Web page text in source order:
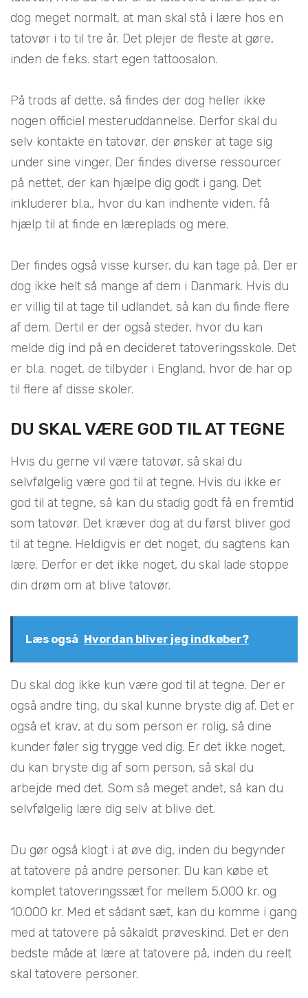
dog meget normalt, at man skal stå i lære hos en
tatovør i to til tre år. Det plejer de fleste at gøre,
inden de f.eks. start egen tattoosalon.
På trods af dette, så findes der dog heller ikke
nogen officiel mesteruddannelse. Derfor skal du
selv kontakte en tatovør, der ønsker at tage sig
under sine vinger. Der findes diverse ressourcer
på nettet, der kan hjælpe dig godt i gang. Det
inkluderer bl.a., hvor du kan indhente viden, få
hjælp til at finde en læreplads og mere.
Der findes også visse kurser, du kan tage på. Der er
dog ikke helt så mange af dem i Danmark. Hvis du
er villig til at tage til udlandet, så kan du finde flere
af dem. Dertil er der også steder, hvor du kan
melde dig ind på en decideret tatoveringsskole. Det
er bl.a. noget, de tilbyder i England, hvor de har op
til flere af disse skoler.
DU SKAL VÆRE GOD TIL AT TEGNE
Hvis du gerne vil være tatovør, så skal du
selvfølgelig være god til at tegne. Hvis du ikke er
god til at tegne, så kan du stadig godt få en fremtid
som tatovør. Det kræver dog at du først bliver god
til at tegne. Heldigvis er det noget, du sagtens kan
lære. Derfor er det ikke noget, du skal lade stoppe
din drøm om at blive tatovør.
Læs også Hvordan bliver jeg indkøber?
Du skal dog ikke kun være god til at tegne. Der er
også andre ting, du skal kunne bryste dig af. Det er
også et krav, at du som person er rolig, så dine
kunder føler sig trygge ved dig. Er det ikke noget,
du kan bryste dig af som person, så skal du
arbejde med det. Som så meget andet, så kan du
selvfølgelig lære dig selv at blive det.
Du gør også klogt i at øve dig, inden du begynder
at tatovere på andre personer. Du kan købe et
komplet tatoveringssæt for mellem 5.000 kr. og
10.000 kr. Med et sådant sæt, kan du komme i gang
med at tatovere på såkaldt prøveskind. Det er den
bedste måde at lære at tatovere på, inden du reelt
skal tatovere personer.